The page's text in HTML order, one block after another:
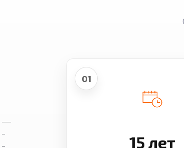
01
15 лет